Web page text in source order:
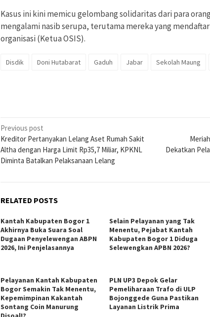
Kasus ini kini memicu gelombang solidaritas dari para
mengalami nasib serupa, terutama mereka yang
organisasi (Ketua OSIS).
Disdik Doni Hutabarat Gaduh Jabar Sekolah Maung
Post
navigation
Previous post
Kreditor Pertanyakan Lelang Aset Rumah Sakit
Altha dengan Harga Limit Rp35,7 Miliar, KPKNL
Diminta Batalkan Pelaksanaan Lelang
Dekatkan
RELATED POSTS
Kantah Kabupaten Bogor 1
Akhirnya Buka Suara Soal
Dugaan Penyelewengan ABPN
2026, Ini Penjelasannya
Selain Pelayanan yang Tak
Menentu, Pejabat Kantah
Kabupaten Bogor 1 Diduga
Selewengkan APBN 2026?
Pelayanan Kantah Kabupaten
Bogor Semakin Tak Menentu,
Kepemimpinan Kakantah
Sontang Coin Manurung
PLN UP3 Depok Gelar
Pemeliharaan Trafo di ULP
Bojonggede Guna Pastikan
Layanan Listrik Prima